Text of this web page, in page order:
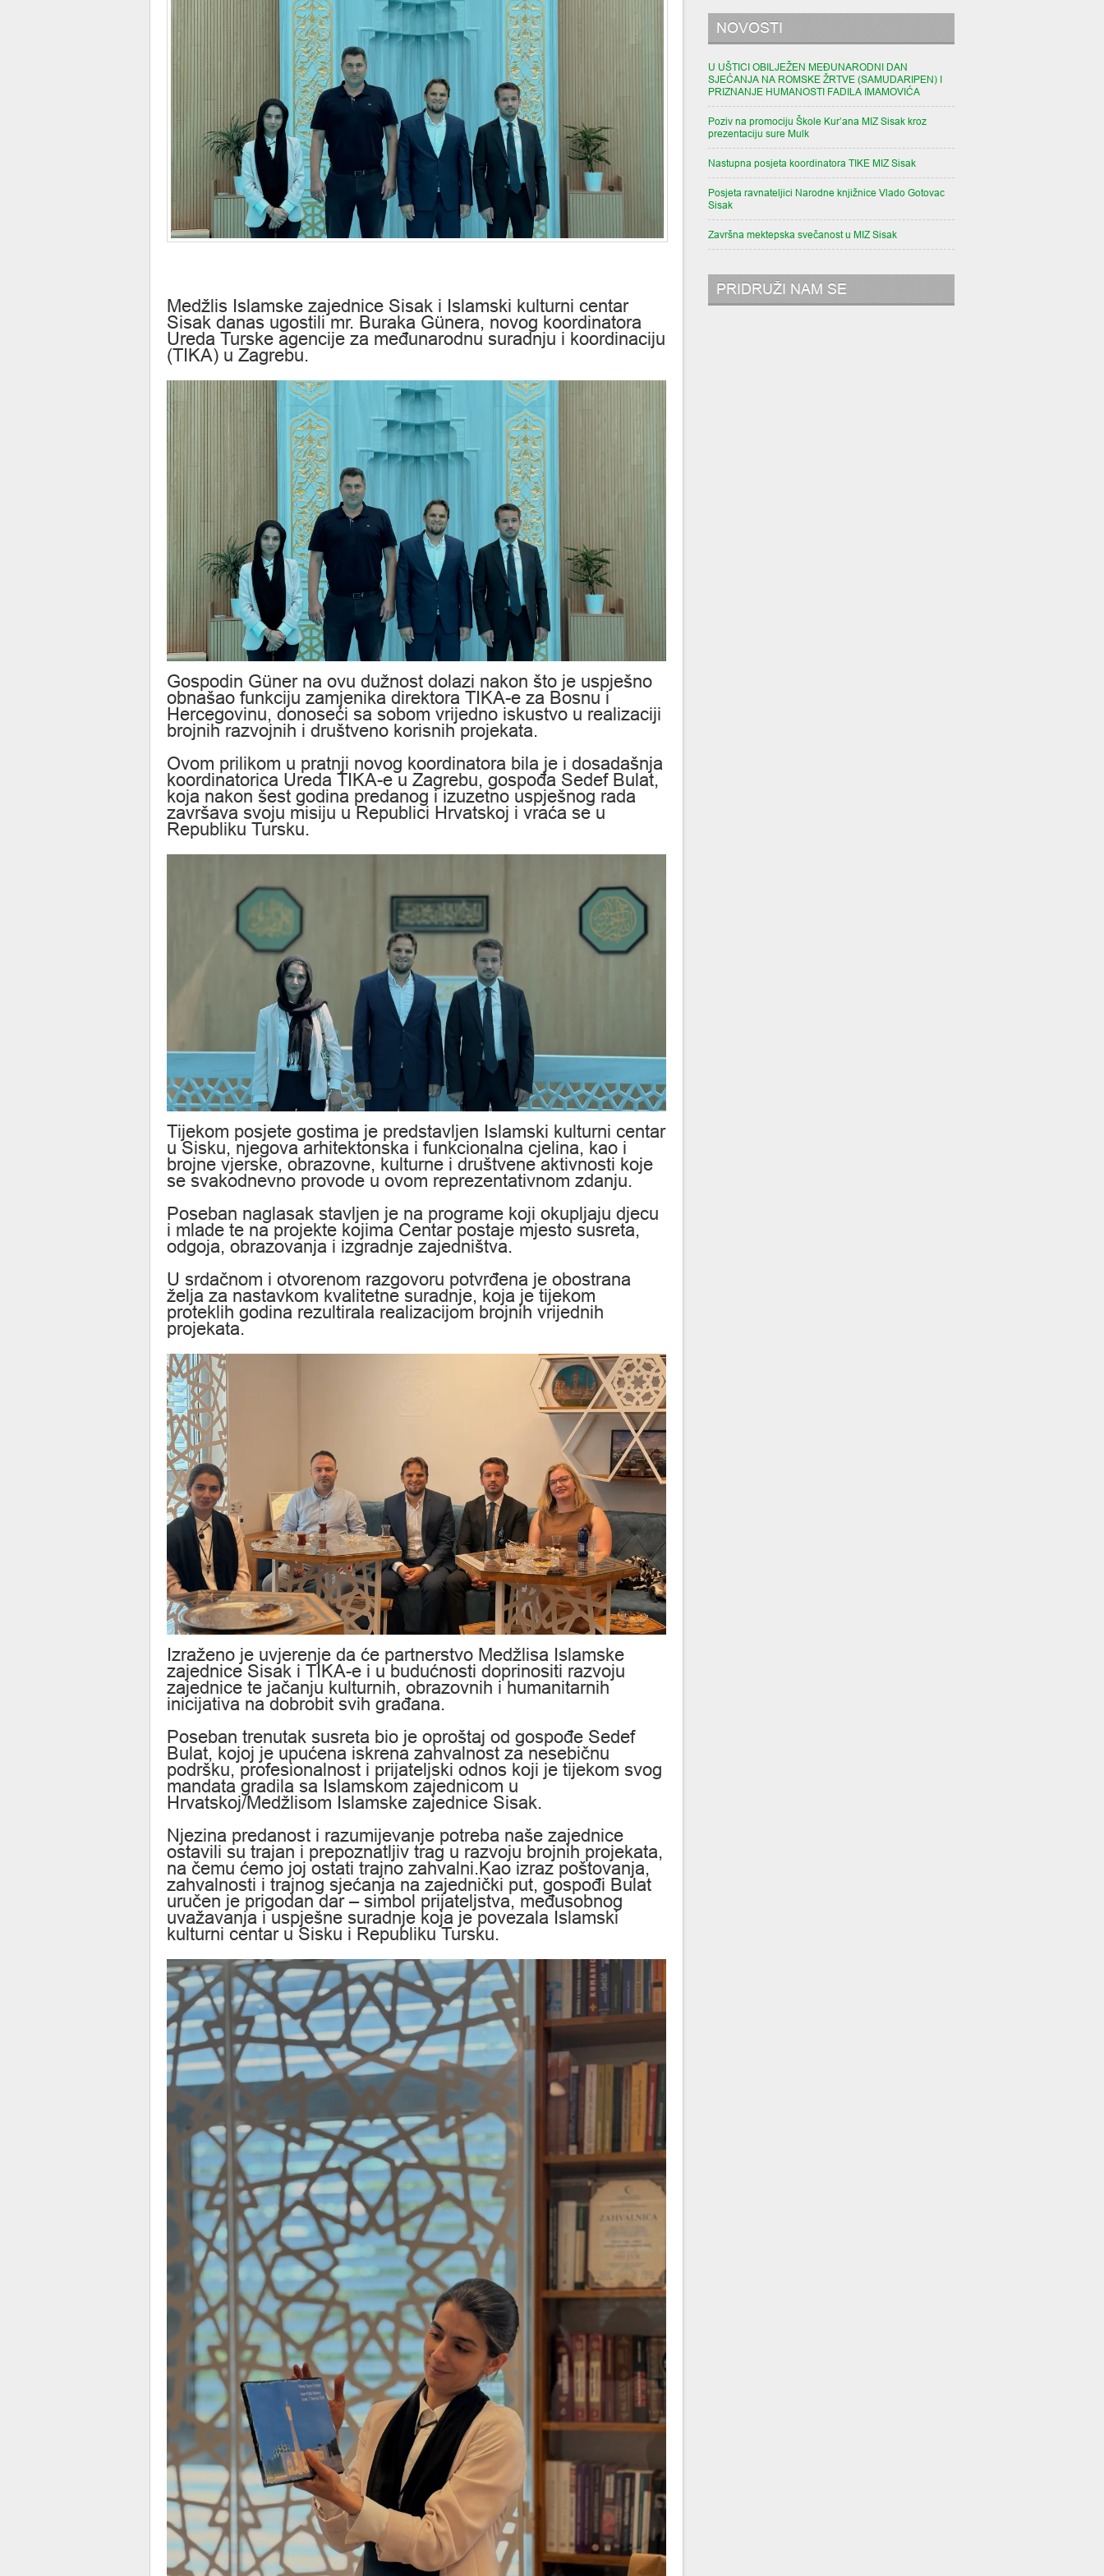
Medžlis Islamske zajednice Sisak i Islamski kulturni centar
Sisak danas ugostili mr. Buraka Günera, novog koordinatora
Ureda Turske agencije za međunarodnu suradnju i koordinaciju
(TIKA) u Zagrebu.
Gospodin Güner na ovu dužnost dolazi nakon što je uspješno
obnašao funkciju zamjenika direktora TIKA-e za Bosnu i
Hercegovinu, donoseći sa sobom vrijedno iskustvo u realizaciji
brojnih razvojnih i društveno korisnih projekata.
Ovom prilikom u pratnji novog koordinatora bila je i dosadašnja
koordinatorica Ureda TIKA-e u Zagrebu, gospođa Sedef Bulat,
koja nakon šest godina predanog i izuzetno uspješnog rada
završava svoju misiju u Republici Hrvatskoj i vraća se u
Republiku Tursku.
Tijekom posjete gostima je predstavljen Islamski kulturni centar
u Sisku, njegova arhitektonska i funkcionalna cjelina, kao i
brojne vjerske, obrazovne, kulturne i društvene aktivnosti koje
se svakodnevno provode u ovom reprezentativnom zdanju.
Poseban naglasak stavljen je na programe koji okupljaju djecu
i mlade te na projekte kojima Centar postaje mjesto susreta,
odgoja, obrazovanja i izgradnje zajedništva.
U srdačnom i otvorenom razgovoru potvrđena je obostrana
želja za nastavkom kvalitetne suradnje, koja je tijekom
proteklih godina rezultirala realizacijom brojnih vrijednih
projekata.
Izraženo je uvjerenje da će partnerstvo Medžlisa Islamske
zajednice Sisak i TIKA-e i u budućnosti doprinositi razvoju
zajednice te jačanju kulturnih, obrazovnih i humanitarnih
inicijativa na dobrobit svih građana.
Poseban trenutak susreta bio je oproštaj od gospođe Sedef
Bulat, kojoj je upućena iskrena zahvalnost za nesebičnu
podršku, profesionalnost i prijateljski odnos koji je tijekom svog
mandata gradila sa Islamskom zajednicom u
Hrvatskoj/Medžlisom Islamske zajednice Sisak.
Njezina predanost i razumijevanje potreba naše zajednice
ostavili su trajan i prepoznatljiv trag u razvoju brojnih projekata,
na čemu ćemo joj ostati trajno zahvalni.Kao izraz poštovanja,
zahvalnosti i trajnog sjećanja na zajednički put, gospođi Bulat
uručen je prigodan dar – simbol prijateljstva, međusobnog
uvažavanja i uspješne suradnje koja je povezala Islamski
kulturni centar u Sisku i Republiku Tursku.
NOVOSTI
U UŠTICI OBILJEŽEN MEĐUNARODNI DAN
SJEĆANJA NA ROMSKE ŽRTVE (SAMUDARIPEN) I
PRIZNANJE HUMANOSTI FADILA IMAMOVIĆA
Poziv na promociju Škole Kur’ana MIZ Sisak kroz
prezentaciju sure Mulk
Nastupna posjeta koordinatora TIKE MIZ Sisak
Posjeta ravnateljici Narodne knjižnice Vlado Gotovac
Sisak
Završna mektepska svečanost u MIZ Sisak
PRIDRUŽI NAM SE